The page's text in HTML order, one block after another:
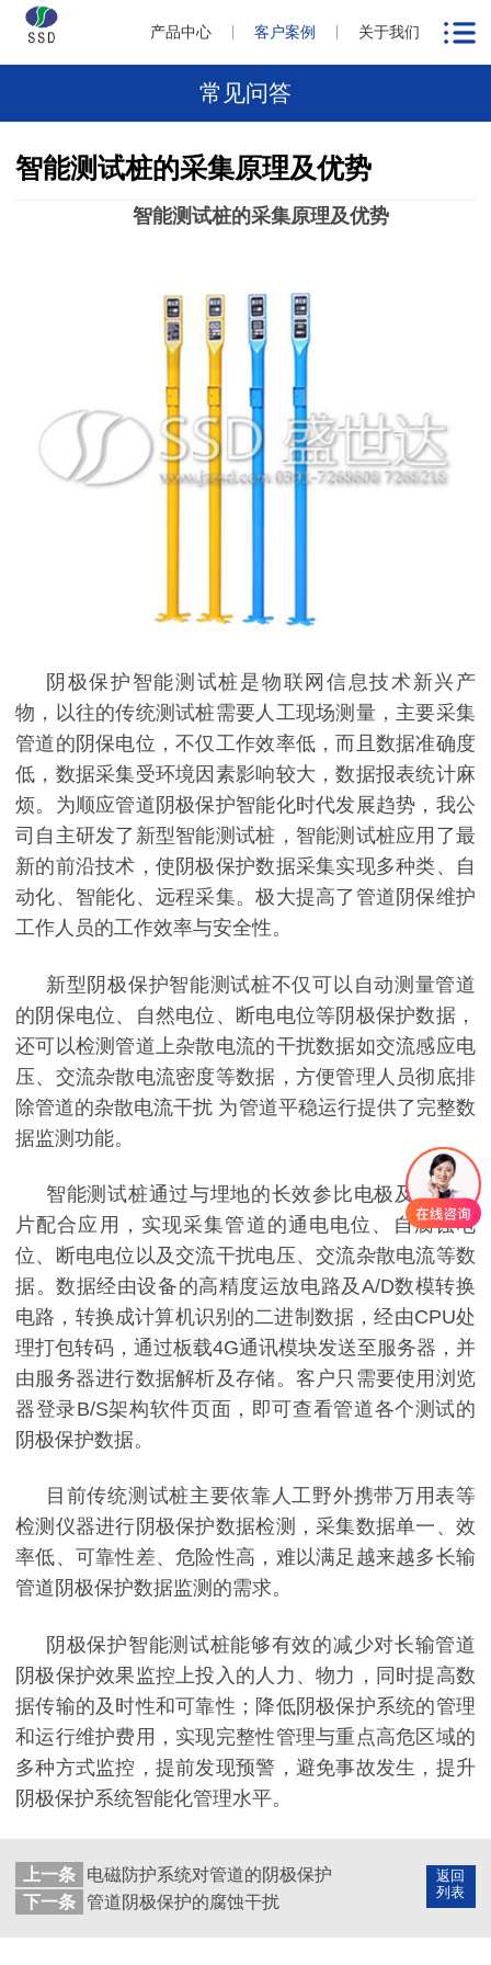
产品中心 客户案例 关于我们
常见问答
智能测试桩的采集原理及优势
智能测试桩的采集原理及优势
阴极保护智能测试桩是物联网信息技术新兴产
物，以往的传统测试桩需要人工现场测量，主要采集
管道的阴保电位，不仅工作效率低，而且数据准确度
低，数据采集受环境因素影响较大，数据报表统计麻
烦。为顺应管道阴极保护智能化时代发展趋势，我公
司自主研发了新型智能测试桩，智能测试桩应用了最
新的前沿技术，使阴极保护数据采集实现多种类、自
动化、智能化、远程采集。极大提高了管道阴保维护
工作人员的工作效率与安全性。
新型阴极保护智能测试桩不仅可以自动测量管道
的阴保电位、自然电位、断电电位等阴极保护数据，
还可以检测管道上杂散电流的干扰数据如交流感应电
压、交流杂散电流密度等数据，方便管理人员彻底排
除管道的杂散电流干扰 为管道平稳运行提供了完整数
据监测功能。
智能测试桩通过与埋地的长效参比电极及极化试
片配合应用，实现采集管道的通电电位、自腐蚀电
位、断电电位以及交流干扰电压、交流杂散电流等数
据。数据经由设备的高精度运放电路及 A/D数模转换
电路，转换成计算机识别的二进制数据，经由CPU处
理打包转码，通过板载4G通讯模块发送至服务器，并
由服务器进行数据解析及存储。客户只需要使用浏览
器登录B/S架构软件页面，即可查看管道各个测试的
阴极保护数据。
目前传统测试桩主要依靠人工野外携带万用表等
检测仪器进行阴极保护数据检测，采集数据单一、效
率低、可靠性差、危险性高，难以满足越来越多长输
管道阴极保护数据监测的需求。
阴极保护智能测试桩能够有效的减少对长输管道
阴极保护效果监控上投入的人力、物力，同时提高数
据传输的及时性和可靠性；降低阴极保护系统的管理
和运行维护费用，实现完整性管理与重点高危区域的
多种方式监控，提前发现预警，避免事故发生，提升
阴极保护系统智能化管理水平。
返回
列表
上一条
电磁防护系统对管道的阴极保护
下一条 管道阴极保护的腐蚀干扰